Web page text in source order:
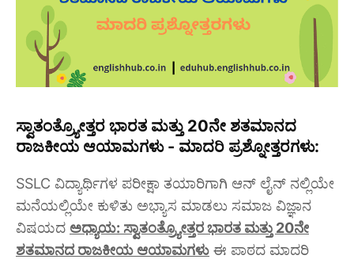
ಸ್ವಾತಂತ್ರ್ಯೋತ್ತರ ಭಾರತ ಮತ್ತು 20ನೇ ಶತಮಾನದ
ರಾಜಕೀಯ ಆಯಾಮಗಳು - ಮಾದರಿ ಪ್ರಶ್ನೋತ್ತರಗಳು:
SSLC ವಿದ್ಯಾರ್ಥಿಗಳ ಪರೀಕ್ಷಾ ತಯಾರಿಗಾಗಿ ಆನ್ ಲೈನ್ ನಲ್ಲಿಯೇ
ಮನೆಯಲ್ಲಿಯೇ ಕುಳಿತು ಅಭ್ಯಾಸ ಮಾಡಲು ಸಮಾಜ ವಿಜ್ಞಾನ
ವಿಷಯದ ಅಧ್ಯಾಯ: ಸ್ವಾತಂತ್ರ್ಯೋತ್ತರ ಭಾರತ ಮತ್ತು 20ನೇ
ಶತಮಾನದ ರಾಜಕೀಯ ಆಯಾಮಗಳು ಈ ಪಾಠದ ಮಾದರಿ